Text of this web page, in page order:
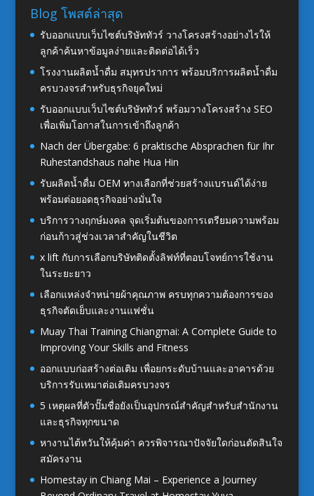
Blog โพสต์ล่าสุด
รับออกแบบเว็บไซต์บริษัททัวร์ วางโครงสร้างอย่างไรให้
ลูกค้าค้นหาข้อมูลง่ายและติดต่อได้เร็ว
โรงงานผลิตน้ำดื่ม สมุทรปราการ พร้อมบริการผลิตน้ำดื่ม
ครบวงจรสำหรับธุรกิจยุคใหม่
รับออกแบบเว็บไซต์บริษัททัวร์ พร้อมวางโครงสร้าง SEO
เพื่อเพิ่มโอกาสในการเข้าถึงลูกค้า
Nach der Übergabe: 6 praktische Absprachen für Ihr
Ruhestandshaus nahe Hua Hin
รับผลิตน้ำดื่ม OEM ทางเลือกที่ช่วยสร้างแบรนด์ได้ง่าย
พร้อมต่อยอดธุรกิจอย่างมั่นใจ
บริการวางฤกษ์มงคล จุดเริ่มต้นของการเตรียมความพร้อม
ก่อนก้าวสู่ช่วงเวลาสำคัญในชีวิต
x lift กับการเลือกบริษัทติดตั้งลิฟท์ที่ตอบโจทย์การใช้งาน
ในระยะยาว
เลือกแหล่งจำหน่ายผ้าคุณภาพ ครบทุกความต้องการของ
ธุรกิจตัดเย็บและงานแฟชั่น
Muay Thai Training Chiangmai: A Complete Guide to
Improving Your Skills and Fitness
ออกแบบก่อสร้างต่อเติม เพื่อยกระดับบ้านและอาคารด้วย
บริการรับเหมาต่อเติมครบวงจร
5 เหตุผลที่ตัวปั๊มชื่อยังเป็นอุปกรณ์สำคัญสำหรับสำนักงาน
และธุรกิจทุกขนาด
หางานไต้หวันให้คุ้มค่า ควรพิจารณาปัจจัยใดก่อนตัดสินใจ
สมัครงาน
Homestay in Chiang Mai – Experience a Journey